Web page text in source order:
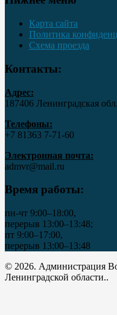
Карта сайта
Политика
Схема проезда
Контакты:
Адрес:
187406 Ленинградская
Телефоны:
+7 81363 7‑71-60
Электронная почта:
admvr@mail.ru
Время работы:
пн-чт 9:00–18:00,
перерыв 13:00–13:48;
пт 9:00–17:00,
перерыв 13:00–13:48
© 2026. Администрация
Ленинградской области..